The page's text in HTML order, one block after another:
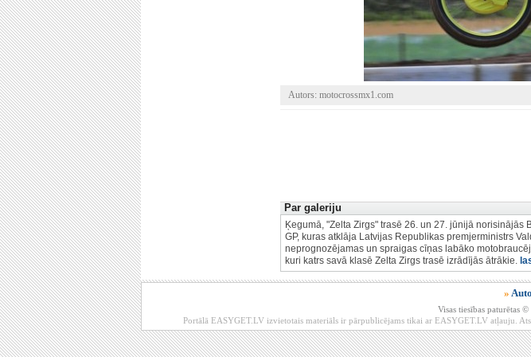
Autors: motocrossmx1.com
Par galeriju
Ķegumā, "Zelta Zirgs" trasē 26. un 27. jūnijā
GP, kuras atklāja Latvijas Republikas premjerministrs
neprognozējamas un spraigas cīņas labāko
kuri katrs savā klasē Zelta Zirgs trasē izrādījās ātrākie.
»
Visas tiesības paturētas
Portālā EASYGET.LV izvietotais materiāls ir pārpublicējams tikai ar EASYGET.LV atļauju.